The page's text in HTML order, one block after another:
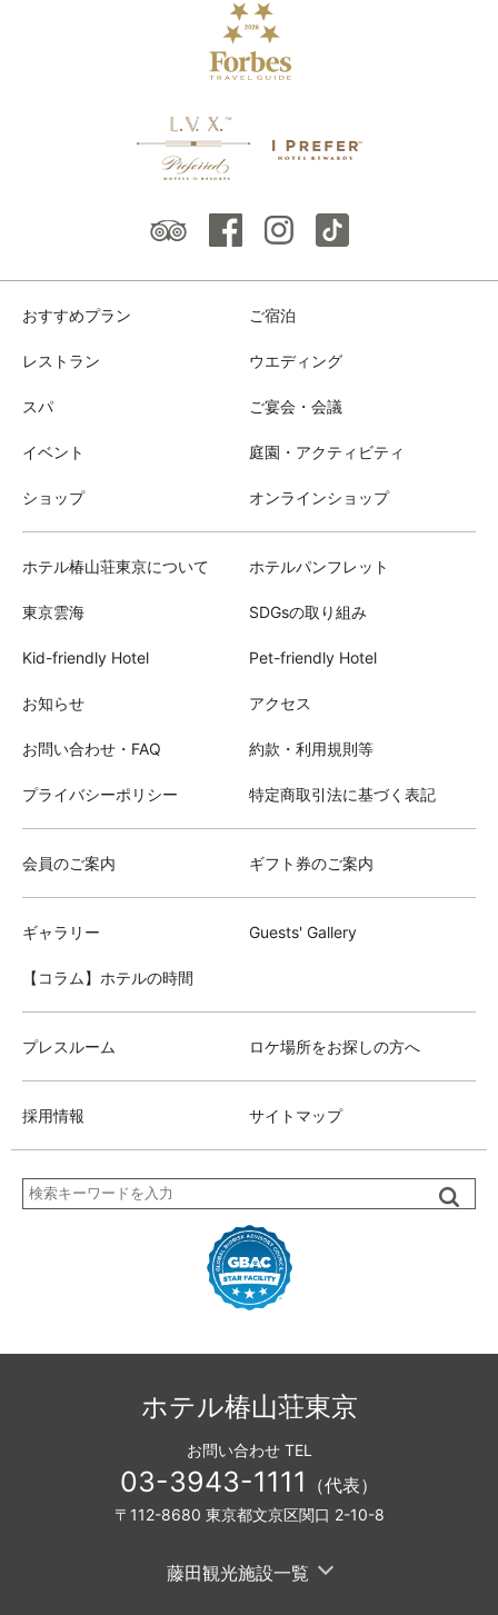
おすすめプラン ご宿泊
レストラン ウエディング
スパ ご宴会・会議
イベント 庭園・アクティビティ
ショップ オンラインショップ
ホテル椿山荘東京について ホテルパンフレット
東京雲海 SDGsの取り組み
Kid-friendly Hotel Pet-friendly Hotel
お知らせ アクセス
お問い合わせ・FAQ 約款・利用規則等
プライバシーポリシー 特定商取引法に基づく表記
会員のご案内 ギフト券のご案内
ギャラリー Guests' Gallery
【コラム】ホテルの時間
プレスルーム ロケ場所をお探しの方へ
採用情報 サイトマップ
ホテル椿山荘東京
〒112-8680 東京都文京区関口 2-10-8
お問い合わせ TEL
03-3943-1111 （代表）
藤田観光施設一覧